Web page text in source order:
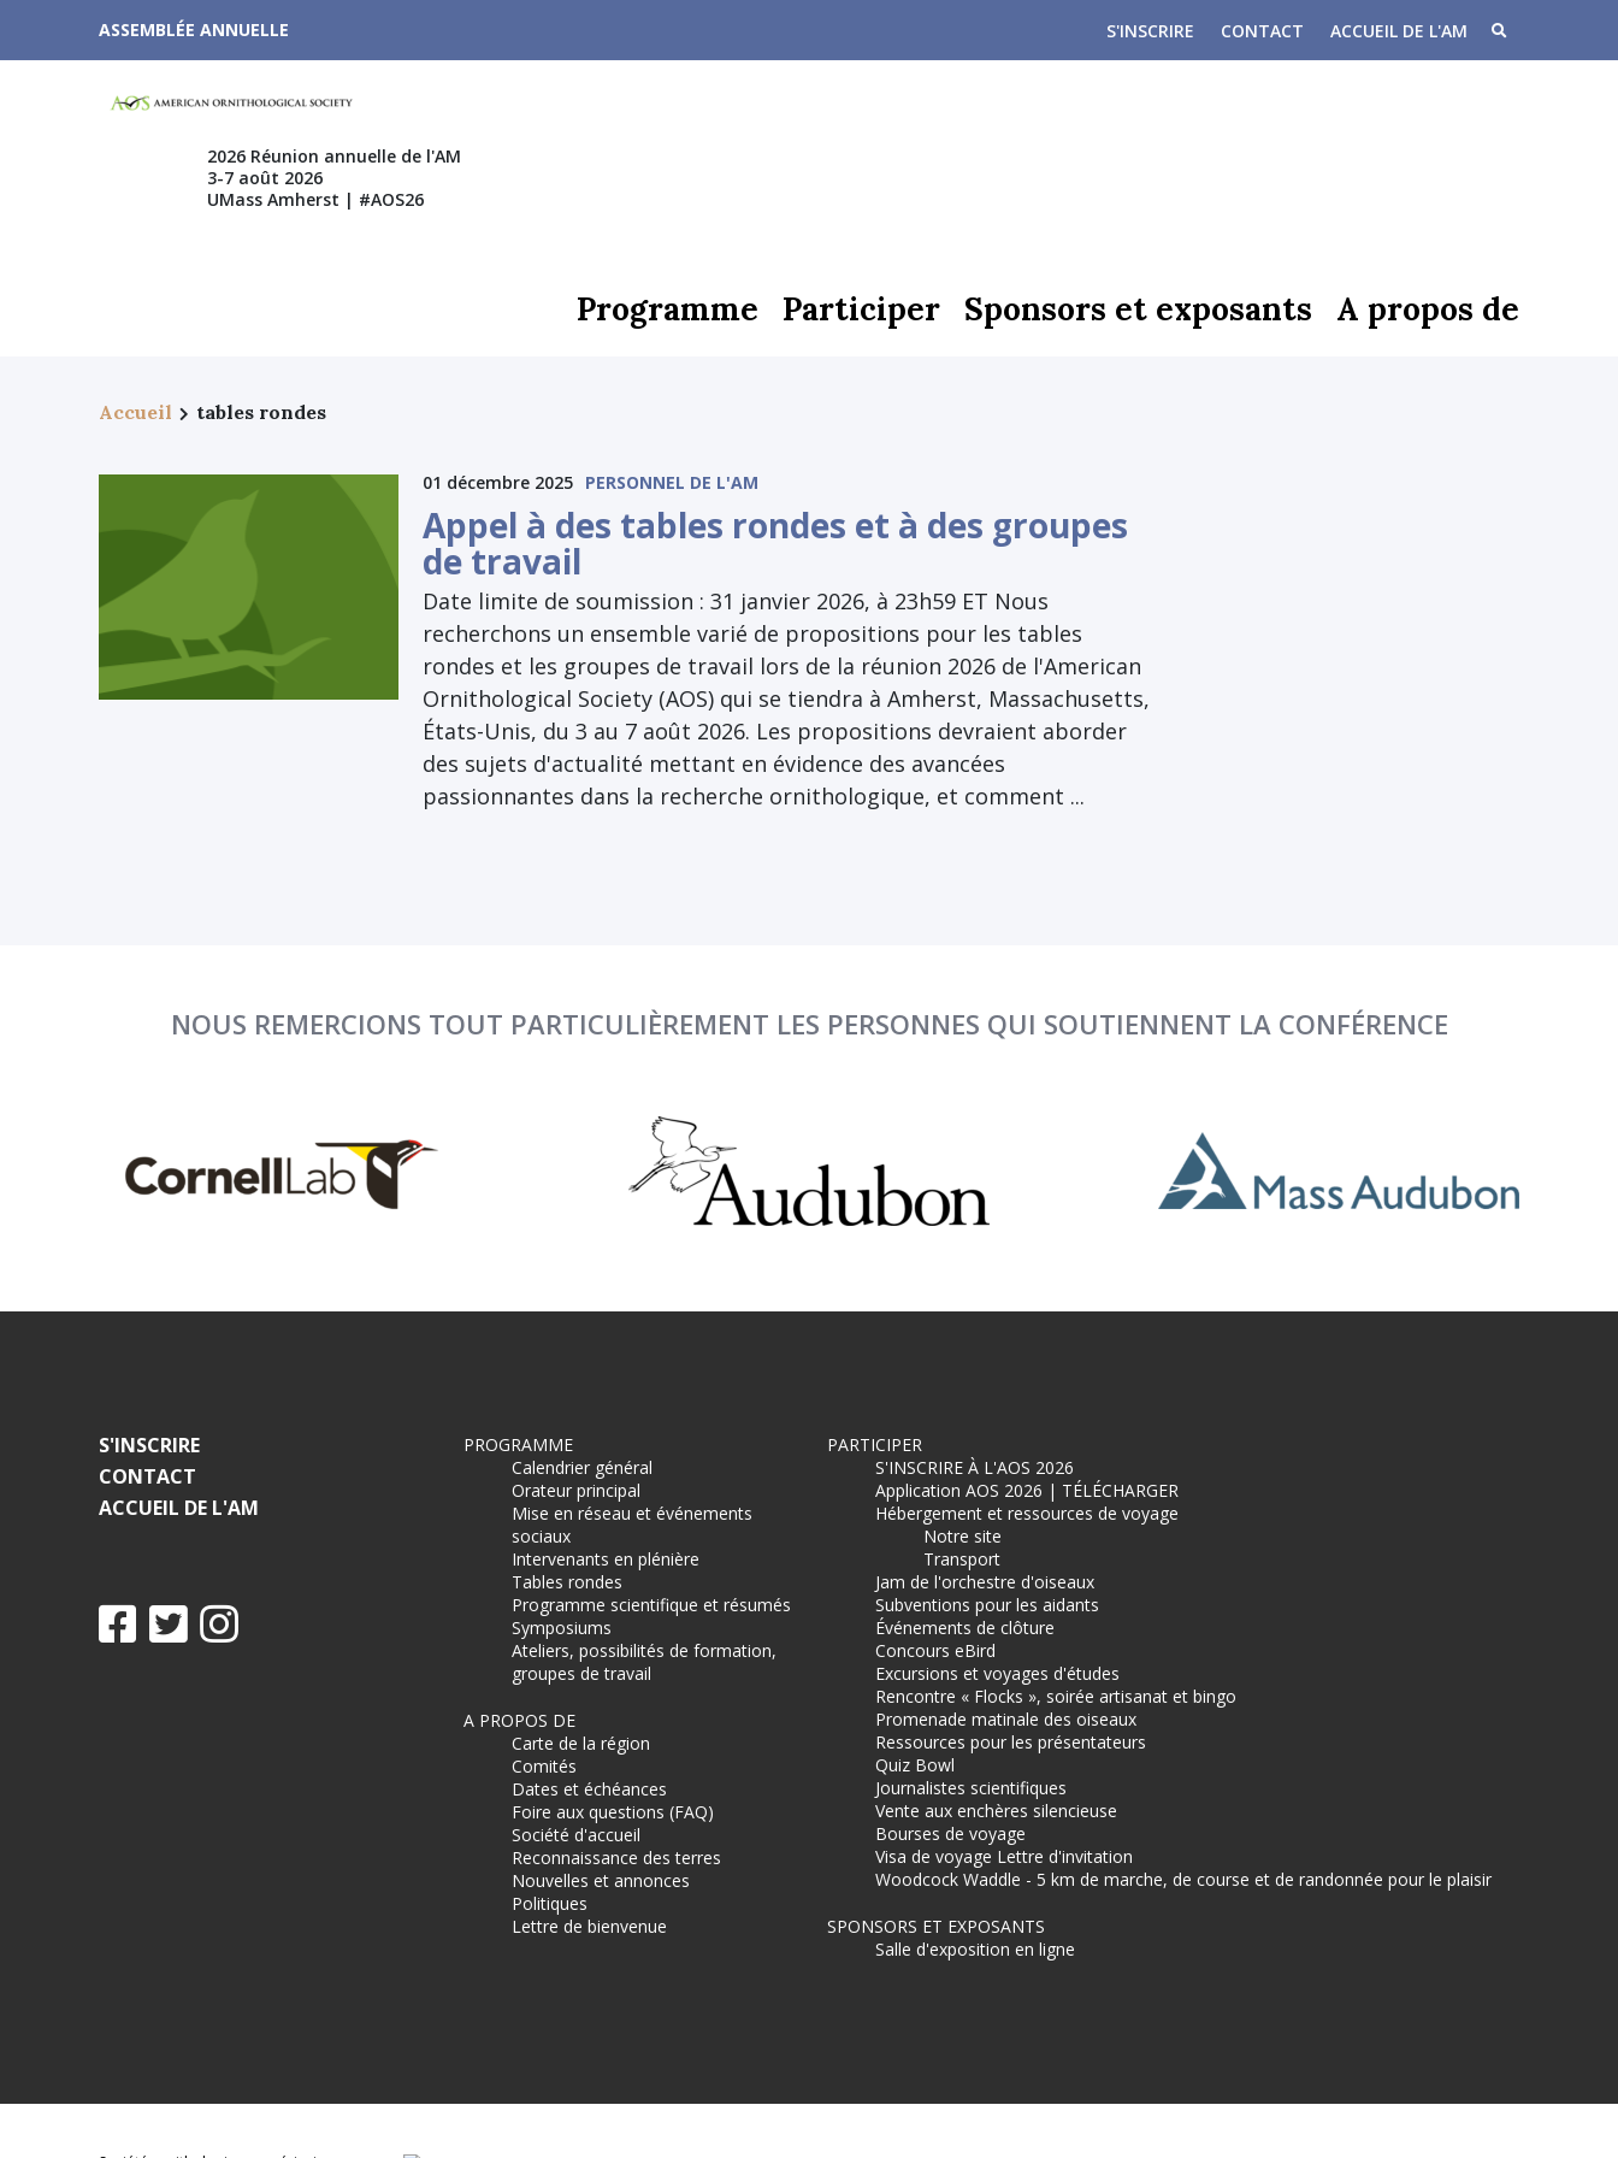
ASSEMBLÉE ANNUELLE S'INSCRIRE CONTACT ACCUEIL DE L'AM
2026 Réunion annuelle de l'AM
3-7 août 2026
UMass Amherst | #AOS26
Programme Participer Sponsors et exposants A propos de
Accueil tables rondes
01 décembre 2025 PERSONNEL DE L'AM
Appel à des tables rondes et à des groupes
de travail
Date limite de soumission : 31 janvier 2026, à 23h59 ET Nous
recherchons un ensemble varié de propositions pour les tables
rondes et les groupes de travail lors de la réunion 2026 de l'American
Ornithological Society (AOS) qui se tiendra à Amherst, Massachusetts,
États-Unis, du 3 au 7 août 2026. Les propositions devraient aborder
des sujets d'actualité mettant en évidence des avancées
passionnantes dans la recherche ornithologique, et comment ...
NOUS REMERCIONS TOUT PARTICULIÈREMENT LES PERSONNES QUI SOUTIENNENT LA CONFÉRENCE
S'INSCRIRE
CONTACT
ACCUEIL DE L'AM
PROGRAMME
Calendrier général
Orateur principal
Mise en réseau et événements
sociaux
Intervenants en plénière
Tables rondes
Programme scientifique et résumés
Symposiums
Ateliers, possibilités de formation,
groupes de travail
A PROPOS DE
Carte de la région
Comités
Dates et échéances
Foire aux questions (FAQ)
Société d'accueil
Reconnaissance des terres
Nouvelles et annonces
Politiques
Lettre de bienvenue
PARTICIPER
S'INSCRIRE À L'AOS 2026
Application AOS 2026 | TÉLÉCHARGER
Hébergement et ressources de voyage
Notre site
Transport
Jam de l'orchestre d'oiseaux
Subventions pour les aidants
Événements de clôture
Concours eBird
Excursions et voyages d'études
Rencontre « Flocks », soirée artisanat et bingo
Promenade matinale des oiseaux
Ressources pour les présentateurs
Quiz Bowl
Journalistes scientifiques
Vente aux enchères silencieuse
Bourses de voyage
Visa de voyage Lettre d'invitation
Woodcock Waddle - 5 km de marche, de course et de randonnée pour le plaisir
SPONSORS ET EXPOSANTS
Salle d'exposition en ligne